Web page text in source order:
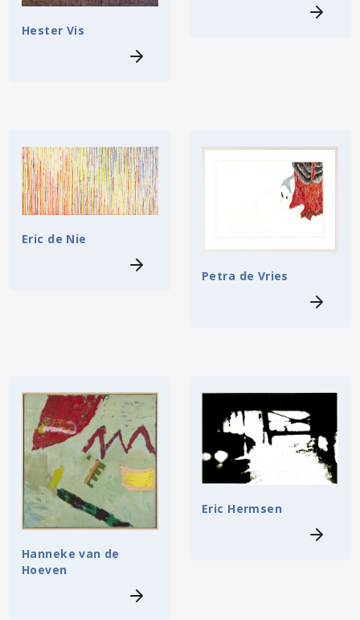
Hester Vis
Eric de Nie
Petra de Vries
Hanneke van de
Hoeven
Eric Hermsen